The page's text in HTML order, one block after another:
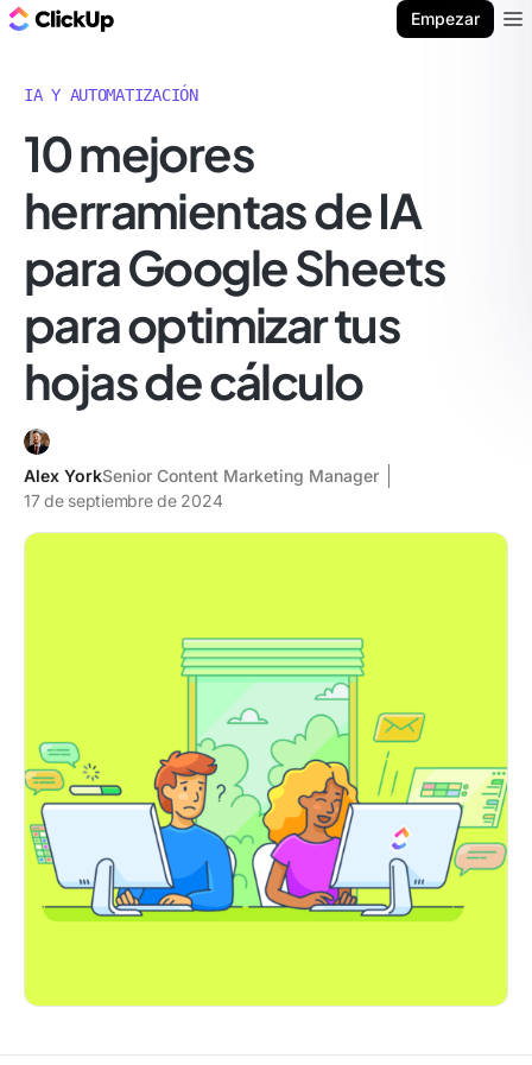
Empezar
IA Y AUTOMATIZACIÓN
10 mejores
herramientas de IA
para Google Sheets
para optimizar tus
hojas de cálculo
Alex YorkSenior Content Marketing Manager
17 de septiembre de 2024